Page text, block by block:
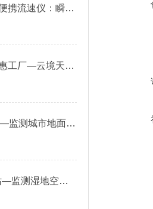
云境天合大屏数显便携流速仪：瞬时流速、流量一键计算
红外雨量传感器实惠工厂—云境天合！RS485 输出适配各类自动气象站
gnss监测站的作用—监测城市地面沉降情况，做好城市规划和建设
led显示小型气象站—监测湿地空气质量，为湿地保护和生态修复提供科学依据